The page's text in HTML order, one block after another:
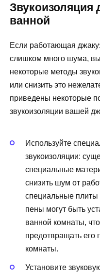
Звукоизоляция
ванной
Если работающая
слишком много шума,
некоторые методы
или снизить это
приведены некоторые
звукоизоляции вашей
Используйте
звукоизоляции:
специальные
снизить шум от
специальные плиты
пены могут быть
ванной комнаты,
предотвращать его
комнаты.
Установите